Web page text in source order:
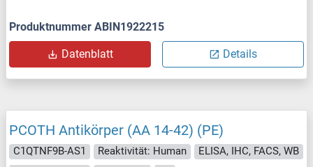
Produktnummer ABIN1922215
Datenblatt Details
PCOTH Antikörper (AA 14-42) (PE)
C1QTNF9B-AS1 Reaktivität: Human
ELISA, IHC, FACS, WB